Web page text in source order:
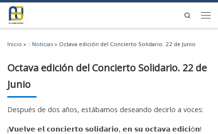
Saltar al contenido
Search
Inicio » :: Noticias » Octava edición del Concierto Solidario. 22 de Junio
Octava edición del Concierto Solidario. 22 de
Junio
Después de dos años, estábamos deseando decirlo a voces:
¡𝗩𝘂𝗲𝗹𝘃𝗲 𝗲𝗹 𝗰𝗼𝗻𝗰𝗶𝗲𝗿𝘁𝗼 𝘀𝗼𝗹𝗶𝗱𝗮𝗿𝗶𝗼, 𝗲𝗻 𝘀𝘂 𝗼𝗰𝘁𝗮𝘃𝗮 𝗲𝗱𝗶𝗰𝗶ó𝗻!